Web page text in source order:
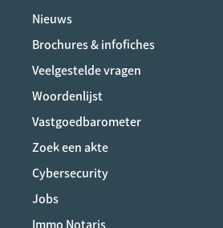
Nieuws
Brochures & infofiches
Veelgestelde vragen
Woordenlijst
Vastgoedbarometer
Zoek een akte
Cybersecurity
Jobs
Immo Notaris